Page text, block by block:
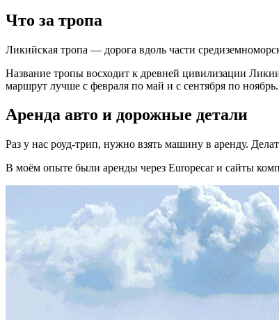
Что за тропа
Ликийская тропа — дорога вдоль части
Название тропы восходит к древней цивилизации
маршрут лучше с февраля по май и с сентября по ноябрь.
Аренда авто и дорожные детали
Раз у нас роуд-трип, нужно взять машину в аренду.
В моём опыте были аренды через Europecar и сайты